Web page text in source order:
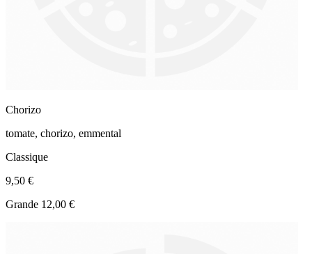
Chorizo
tomate, chorizo, emmental
Classique
9,50 €
Grande 12,00 €